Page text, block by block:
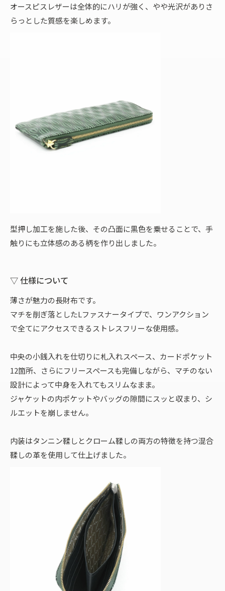
オースピスレザーは全体的にハリが強く、やや光沢がありさ
らっとした質感を楽しめます。
型押し加工を施した後、その凸面に黒色を乗せることで、手
触りにも立体感のある柄を作り出しました。
▽ 仕様について
薄さが魅力の長財布です。
マチを削ぎ落としたLファスナータイプで、ワンアクション
で全てにアクセスできるストレスフリーな使用感。
中央の小銭入れを仕切りに札入れスペース、カードポケット
12箇所、さらにフリースペースも完備しながら、マチのない
設計によって中身を入れてもスリムなまま。
ジャケットの内ポケットやバッグの隙間にスッと収まり、シ
ルエットを崩しません。
内装はタンニン鞣しとクローム鞣しの両方の特徴を持つ混合
鞣しの革を使用して仕上げました。